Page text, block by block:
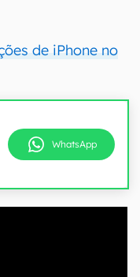
de iPhone no
WhatsApp